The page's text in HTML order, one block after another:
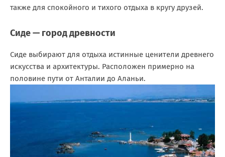
также для спокойного и тихого отдыха в кругу друзей.
Сиде — город древности
Сиде выбирают для отдыха истинные ценители древнего
искусства и архитектуры. Расположен примерно на
половине пути от Анталии до Аланьи.